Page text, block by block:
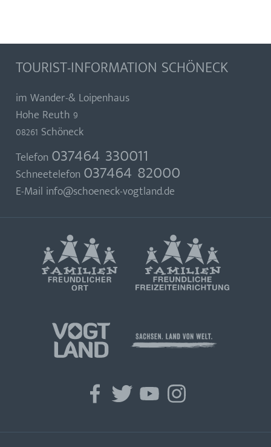
TOURIST-INFORMATION SCHÖNECK
im Wander-& Loipenhaus
Hohe Reuth 9
08261 Schöneck
Telefon 037464 330011
Schneetelefon 037464 82000
E-Mail info@schoeneck-vogtland.de
facebooktwitteryoutubeinstagram